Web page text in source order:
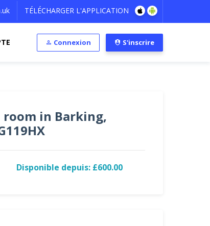
TÉLÉCHARGER L'APPLICATION
Connexion S'inscrire
room in Barking,
Disponible depuis: £600.00